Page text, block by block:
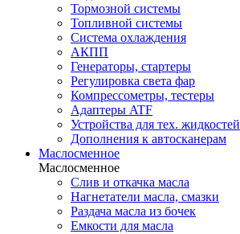
Тормозной системы
Топливной системы
Система охлаждения
АКПП
Генераторы, стартеры
Регулировка света фар
Компрессометры, тестеры
Адаптеры ATF
Устройства для тех. жидкостей
Дополнения к автосканерам
Маслосменное
Маслосменное
Слив и откачка масла
Нагнетатели масла, смазки
Раздача масла из бочек
Емкости для масла